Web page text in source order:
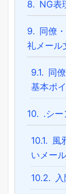
8. NG表
9. 同僚
礼メール
9.1. 同
基本ポ
10. .シ
10.1. 風
いメール
10.2.